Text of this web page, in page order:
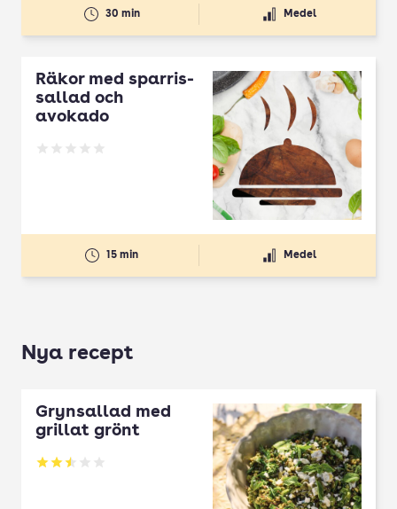
30 min Medel
Räkor med sparris-
sallad och
avokado
Betyg: 0 av 5
15 min Medel
Nya recept
Grynsallad med
grillat grönt
Betyg: 2.5 av 5